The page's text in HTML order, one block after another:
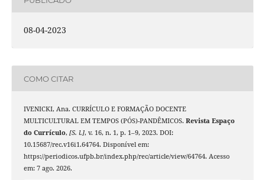
08-04-2023
COMO CITAR
IVENICKI, Ana. CURRÍCULO E FORMAÇÃO DOCENTE
MULTICULTURAL EM TEMPOS (PÓS)-PANDÊMICOS. Revista Espaço
do Currículo, [S. l.], v. 16, n. 1, p. 1–9, 2023. DOI:
10.15687/rec.v16i1.64764. Disponível em:
https://periodicos.ufpb.br/index.php/rec/article/view/64764. Acesso
em: 7 ago. 2026.